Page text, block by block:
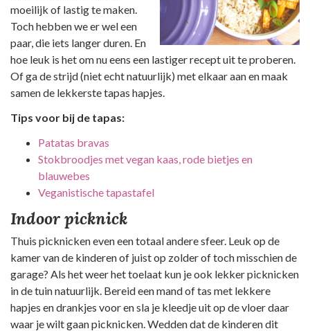
moeilijk of lastig te maken.
Toch hebben we er wel een
paar, die iets langer duren. En
hoe leuk is het om nu eens een lastiger recept uit te proberen.
Of ga de strijd (niet echt natuurlijk) met elkaar aan en maak
samen de lekkerste tapas hapjes.
Tips voor bij de tapas:
Patatas bravas
Stokbroodjes met vegan kaas, rode bietjes en
blauwebes
Veganistische tapastafel
Indoor picknick
Thuis picknicken even een totaal andere sfeer. Leuk op de
kamer van de kinderen of juist op zolder of toch misschien de
garage? Als het weer het toelaat kun je ook lekker picknicken
in de tuin natuurlijk. Bereid een mand of tas met lekkere
hapjes en drankjes voor en sla je kleedje uit op de vloer daar
waar je wilt gaan picknicken. Wedden dat de kinderen dit